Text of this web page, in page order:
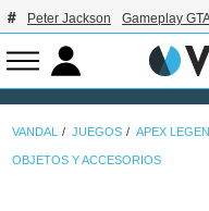
Peter Jackson Gameplay
VANDAL JUEGOS APEX
OBJETOS Y ACCESORIOS